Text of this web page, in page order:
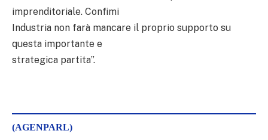
imprenditoriale. Confimi
Industria non farà mancare il proprio supporto su
questa importante e
strategica partita”.
(AGENPARL)